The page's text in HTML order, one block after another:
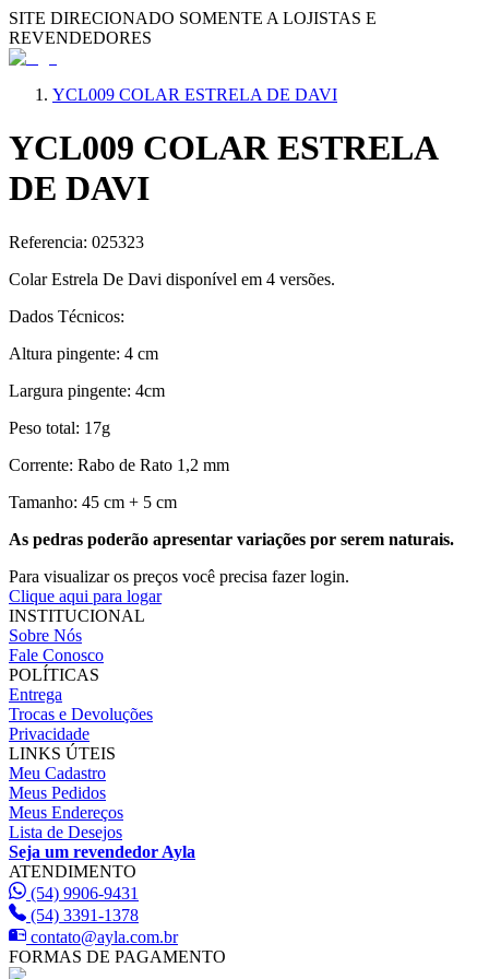
SITE DIRECIONADO SOMENTE A LOJISTAS E
REVENDEDORES
YCL009 COLAR ESTRELA DE DAVI
YCL009 COLAR ESTRELA
DE DAVI
Referencia: 025323
Colar Estrela De Davi disponí­vel em 4 versões.
Dados Técnicos:
Altura pingente: 4 cm
Largura pingente: 4cm
Peso total: 17g
Corrente: Rabo de Rato 1,2 mm
Tamanho: 45 cm + 5 cm
As pedras poderão apresentar variações por serem naturais.
Para visualizar os preços você precisa fazer login.
Clique aqui para logar
INSTITUCIONAL
Sobre Nós
Fale Conosco
POLÍTICAS
Entrega
Trocas e Devoluções
Privacidade
LINKS ÚTEIS
Meu Cadastro
Meus Pedidos
Meus Endereços
Lista de Desejos
Seja um revendedor Ayla
ATENDIMENTO
(54) 9906-9431
(54) 3391-1378
contato@ayla.com.br
FORMAS DE PAGAMENTO